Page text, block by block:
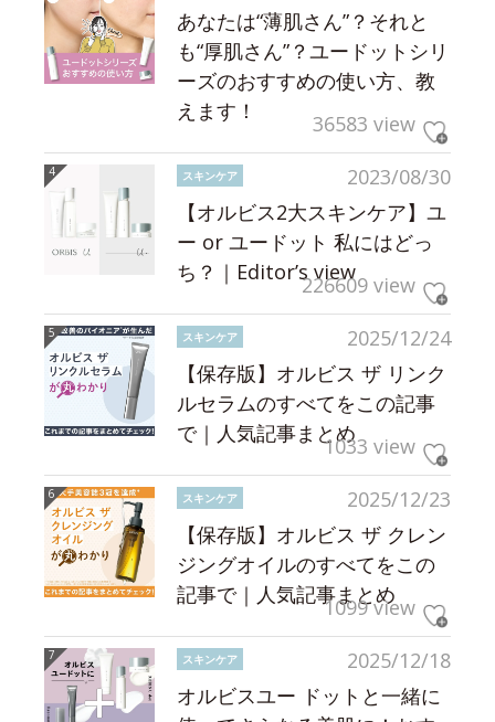
あなたは“薄肌さん”？それと
も“厚肌さん”？ユードットシリ
ーズのおすすめの使い方、教
えます！
36583 view
2023/08/30
スキンケア
【オルビス2大スキンケア】ユ
ー or ユードット 私にはどっ
ち？｜Editor’s view226609 view
2025/12/24
スキンケア
【保存版】オルビス ザ リンク
ルセラムのすべてをこの記事
で｜人気記事まとめ1033 view
2025/12/23
スキンケア
【保存版】オルビス ザ クレン
ジングオイルのすべてをこの
記事で｜人気記事まとめ
1099 view
2025/12/18
スキンケア
オルビスユー ドットと一緒に